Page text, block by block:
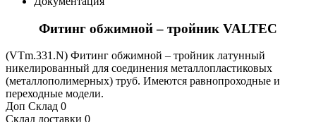
Фитинг обжимной – тройник VALTEC
(VTm.331.N) Фитинг обжимной – тройник латунный
никелированный для соединения металлопластиковых
(металлополимерных) труб. Имеются равнопроходные и
переходные модели.
Доп Склад 0
Склад доставки 0